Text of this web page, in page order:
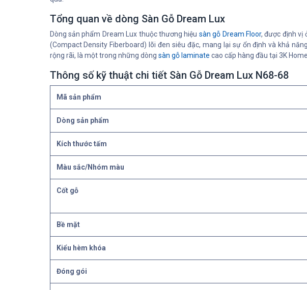
Tổng quan về dòng Sàn Gỗ Dream Lux
Dòng sản phẩm Dream Lux thuộc thương hiệu sàn gỗ Dream Floor, được định vị
(Compact Density Fiberboard) lõi đen siêu đặc, mang lại sự ổn định và khả
rộng rãi, là một trong những dòng sàn gỗ laminate cao cấp hàng đầu tại 3K Home.
Thông số kỹ thuật chi tiết Sàn Gỗ Dream Lux N68-68
Mã sản phẩm
Dòng sản phẩm
Kích thước tấm
Màu sắc/Nhóm màu
Cốt gỗ
Bề mặt
Kiểu hèm khóa
Đóng gói